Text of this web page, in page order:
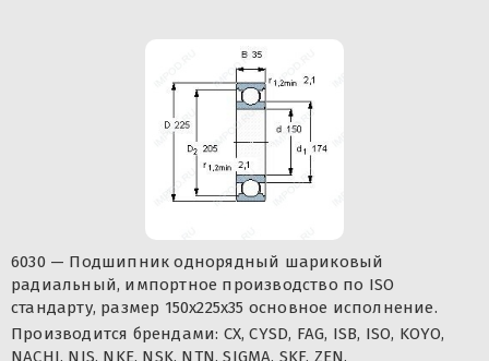
6030 — Подшипник однорядный шариковый
радиальный, импортное производство по ISO
стандарту, размер 150x225x35 основное исполнение.
Производится брендами: CX, CYSD, FAG, ISB, ISO, KOYO,
NACHI, NIS, NKE, NSK, NTN, SIGMA, SKF, ZEN.